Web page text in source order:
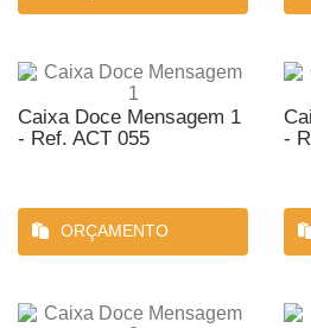
Caixa Doce Mensagem 1
- Ref. ACT 055
ORÇAMENTO
-